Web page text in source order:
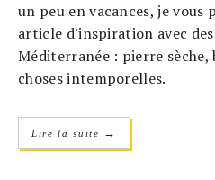
un peu en vacances, je
article d'inspiration avec
Méditerranée : pierre
choses intemporelles.
Lire la suite →